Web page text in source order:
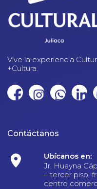
Vive la experiencia
+Cultura.
Contáctanos
Ubícanos en:
Jr. Huayna
– tercer piso,
centro